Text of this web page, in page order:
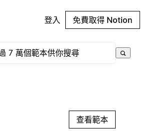
登入 免費取得 Notion
查看範本